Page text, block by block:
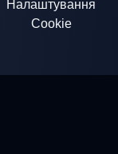
Налаштування
Cookie